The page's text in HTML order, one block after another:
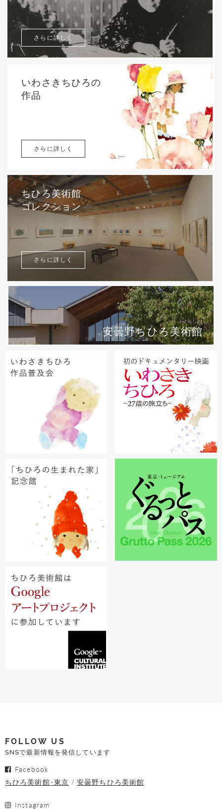
さらに詳しく
いわさきちひろの
作品
さらに詳しく
ちひろ美術館
コレクション
さらに詳しく
安曇野ちひろ美術館
FOLLOW US
SNSで最新情報を発信しています
Facebook
ちひろ美術館･東京
安曇野ちひろ美術館
Instagram